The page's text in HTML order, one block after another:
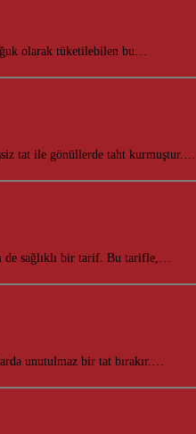
olarak tüketilebilen bu…
tat ile gönüllerde taht kurmuştur.…
de sağlıklı bir tarif. Bu tarifle,…
unutulmaz bir tat bırakır.…